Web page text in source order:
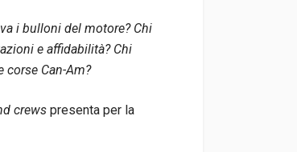
i bulloni del motore? Chi
e affidabilità? Chi
Can-Am?
crews presenta per la